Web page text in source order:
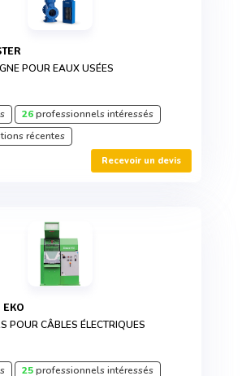
POUR EAUX USÉES
26professionnels intéressés
récentes
Recevoir un devis
EKO
POUR CÂBLES ÉLECTRIQUES
25professionnels intéressés